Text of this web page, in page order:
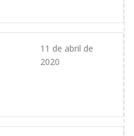
11 de abril de
2020